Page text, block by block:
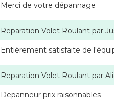
Merci de votre dépannage
Reparation Volet Roulant par
Entièrement satisfaite de
Reparation Volet Roulant par
Depanneur prix raisonnables